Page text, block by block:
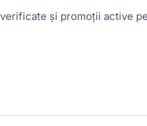
și promoții active pe